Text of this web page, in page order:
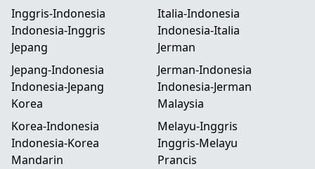
Inggris-Indonesia
Indonesia-Inggris
Italia-Indonesia
Indonesia-Italia
Jepang
Jepang-Indonesia
Indonesia-Jepang
Jerman
Jerman-Indonesia
Indonesia-Jerman
Korea
Korea-Indonesia
Indonesia-Korea
Malaysia
Melayu-Inggris
Inggris-Melayu
Mandarin
Prancis